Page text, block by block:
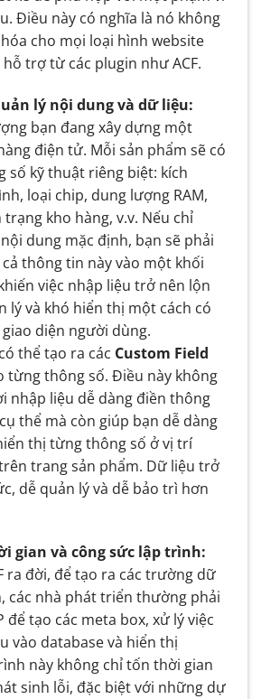
Điều này có nghĩa là nó không
cho mọi loại hình website
trợ từ các plugin như ACF.
lý nội dung và dữ liệu:
bạn đang xây dựng một
điện tử. Mỗi sản phẩm sẽ có
số kỹ thuật riêng biệt: kích
loại chip, dung lượng RAM,
kho hàng, v.v. Nếu chỉ
dung mặc định, bạn sẽ phải
thông tin này vào một khối
việc nhập liệu trở nên lộn
lý và khó hiển thị một cách có
diện người dùng.
thể tạo ra các Custom Field
từng thông số. Điều này không
nhập liệu dễ dàng điền thông
thể mà còn giúp bạn dễ dàng
thị từng thông số ở vị trí
trang sản phẩm. Dữ liệu trở
dễ quản lý và dễ bảo trì hơn
gian và công sức lập trình:
ra đời, để tạo ra các trường dữ
các nhà phát triển thường phải
để tạo các meta box, xử lý việc
vào database và hiển thị
này không chỉ tốn thời gian
sinh lỗi, đặc biệt với những dự